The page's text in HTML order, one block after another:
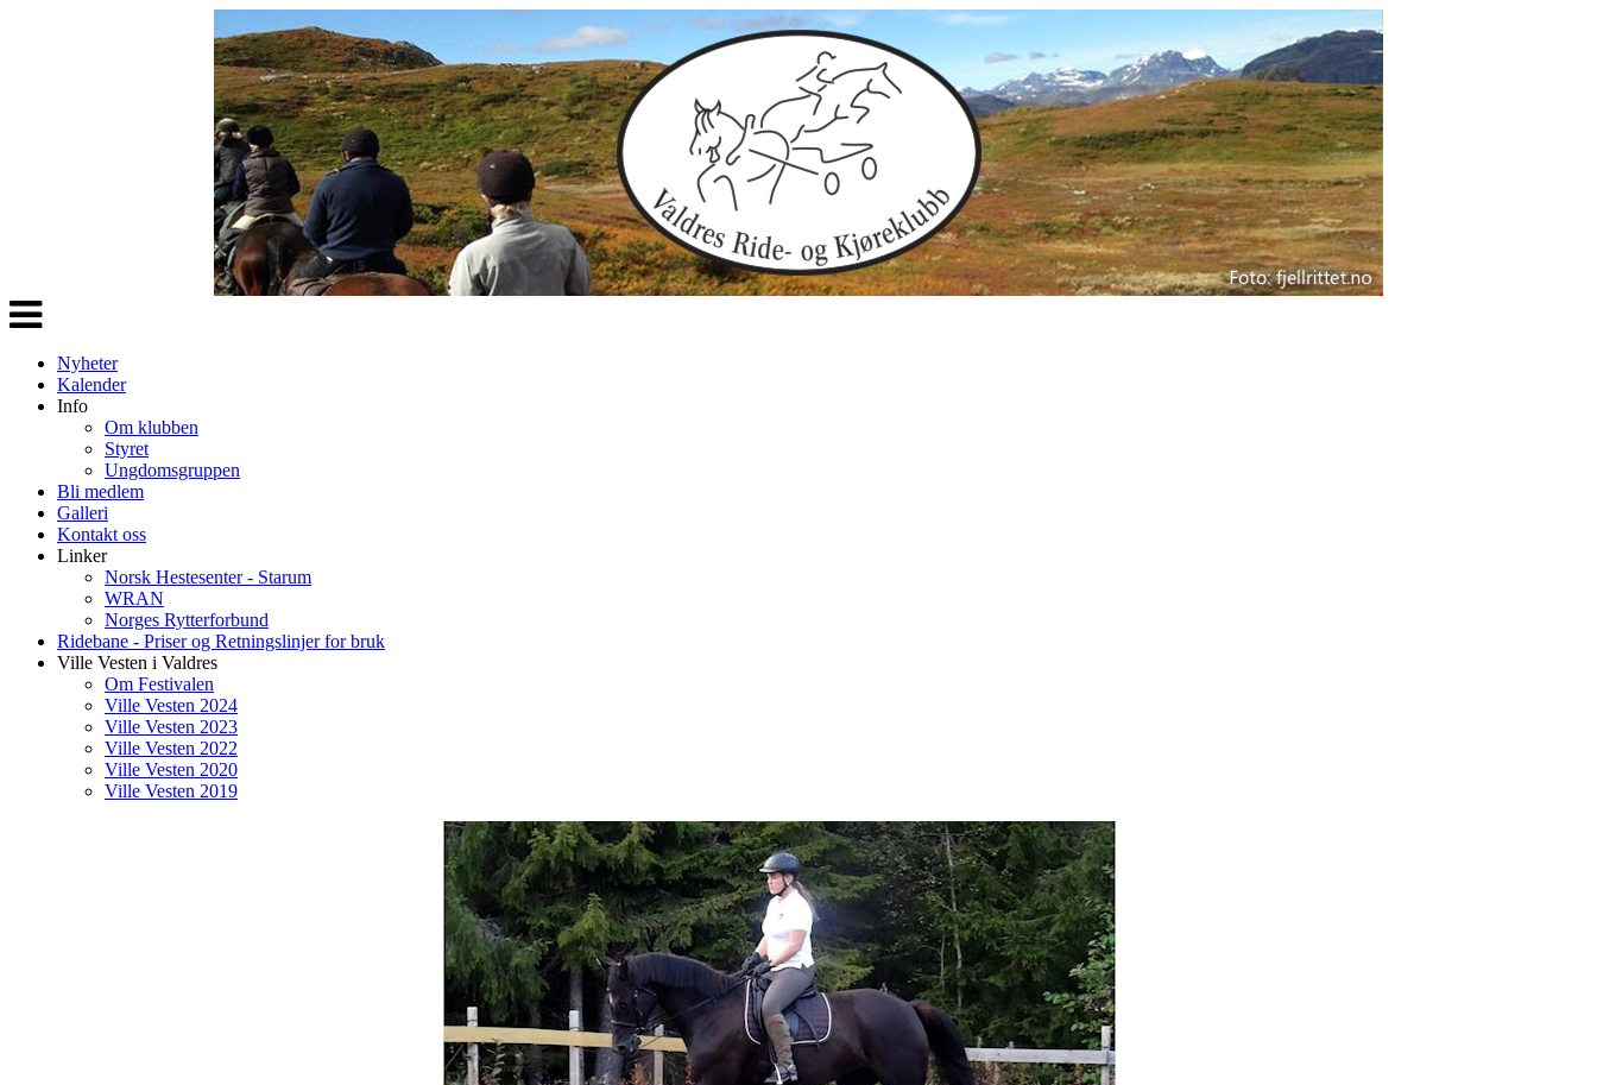
Veksle
navigasjon
Nyheter
Kalender
Info
Om klubben
Styret
Ungdomsgruppen
Bli medlem
Galleri
Kontakt oss
Linker
Norsk Hestesenter - Starum
WRAN
Norges Rytterforbund
Ridebane - Priser og Retningslinjer for bruk
Ville Vesten i Valdres
Om Festivalen
Ville Vesten 2024
Ville Vesten 2023
Ville Vesten 2022
Ville Vesten 2020
Ville Vesten 2019